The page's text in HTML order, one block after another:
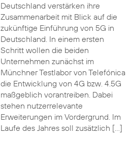
Deutschland verstärken ihre
Zusammenarbeit mit Blick auf die
zukünftige Einführung von 5G in
Deutschland. In einem ersten
Schritt wollen die beiden
Unternehmen zunächst im
Münchner Testlabor von Telefónica
die Entwicklung von 4G bzw. 4.5G
maßgeblich vorantreiben. Dabei
stehen nutzerrelevante
Erweiterungen im Vordergrund. Im
Laufe des Jahres soll zusätzlich […]